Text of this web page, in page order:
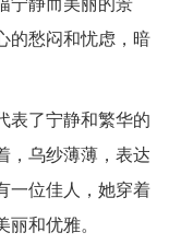
的愁闷和忧虑，暗
表了宁静和繁华的
，乌纱薄薄，表达
一位佳人，她穿着
和优雅。